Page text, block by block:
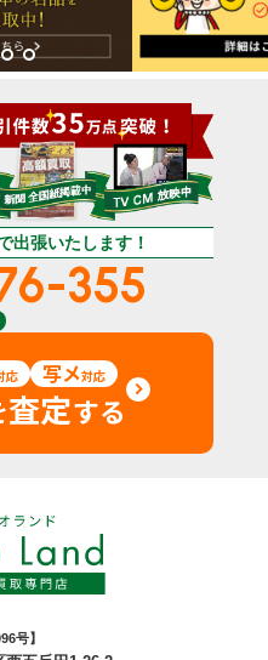
出張いたします！
355
応 写メ対応
査定する
号】